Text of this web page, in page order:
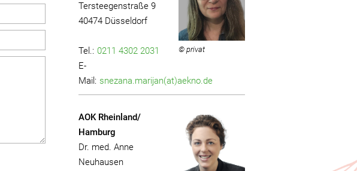
© privat
Tersteegenstraße 9
40474 Düsseldorf
Tel.: 0211 4302 2031
E-
Mail: snezana.marijan(at)aekno.de
AOK Rheinland/
Hamburg
Dr. med. Anne
Neuhausen